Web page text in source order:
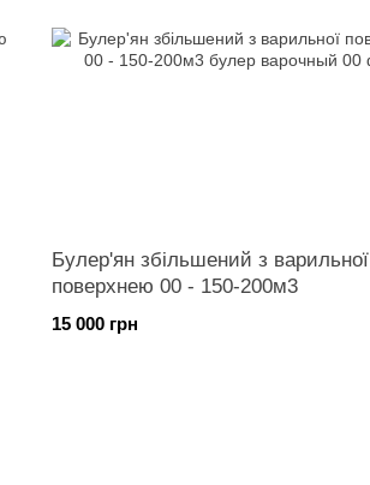
Булер'ян збільшений з варильної
поверхнею 00 - 150-200м3
15 000 грн